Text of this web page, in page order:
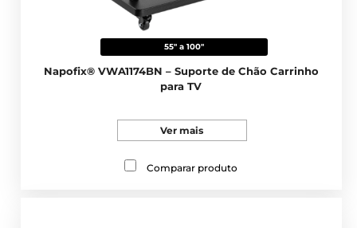
55" a 100"
Napofix® VWA1174BN – Suporte de Chão Carrinho
para TV
Ver mais
Comparar produto